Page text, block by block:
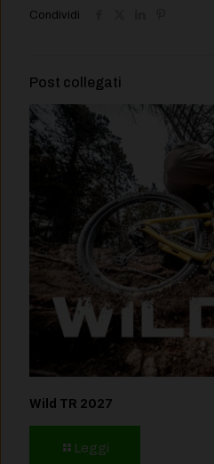
Condividi
Post collegati
Wild TR 2027
Leggi